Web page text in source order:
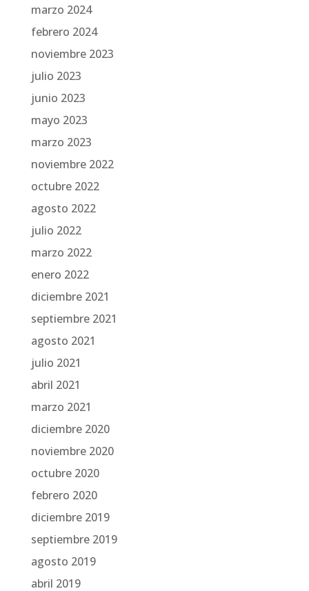
marzo 2024
febrero 2024
noviembre 2023
julio 2023
junio 2023
mayo 2023
marzo 2023
noviembre 2022
octubre 2022
agosto 2022
julio 2022
marzo 2022
enero 2022
diciembre 2021
septiembre 2021
agosto 2021
julio 2021
abril 2021
marzo 2021
diciembre 2020
noviembre 2020
octubre 2020
febrero 2020
diciembre 2019
septiembre 2019
agosto 2019
abril 2019